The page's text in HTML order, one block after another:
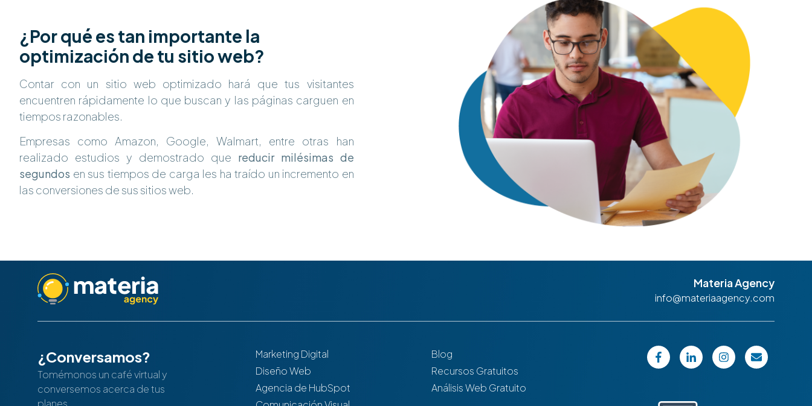
¿Por qué es tan importante la
optimización de tu sitio web?
Contar con un sitio web optimizado hará que tus visitantes
encuentren rápidamente lo que buscan y las páginas carguen en
tiempos razonables.
Empresas como Amazon, Google, Walmart, entre otras han
realizado estudios y demostrado que reducir milésimas de
segundos en sus tiempos de carga les ha traído un incremento en
las conversiones de sus sitios web.
Materia Agency
info@materiaagency.com
¿Conversamos?
Tomémonos un café virtual y
conversemos acerca de tus
planes.
Marketing Digital
Diseño Web
Agencia de HubSpot
Blog
Recursos Gratuitos
Análisis Web Gratuito